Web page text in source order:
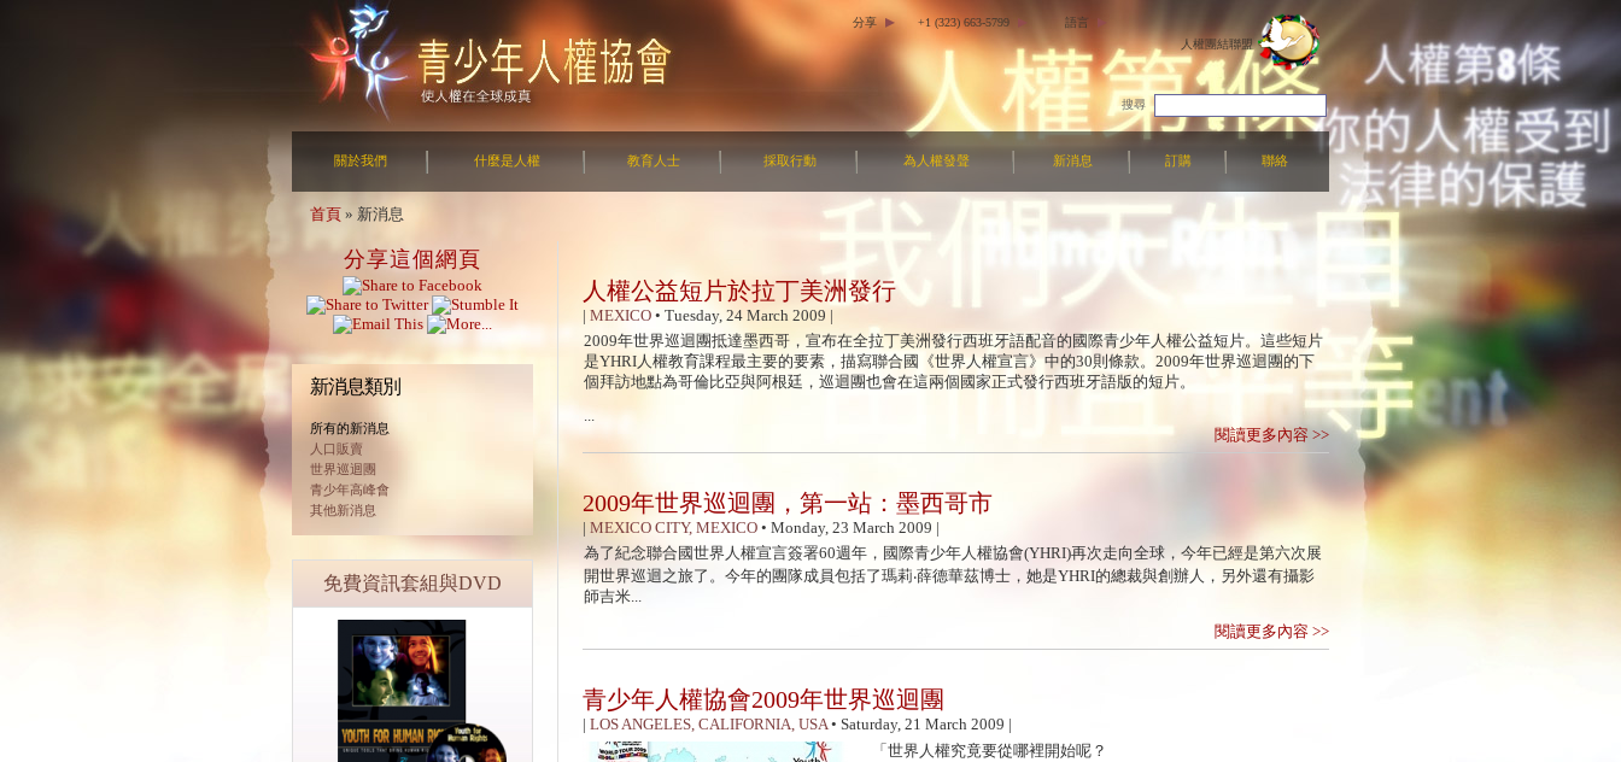
分享 +1 (323) 663-5799
語言
人權團結聯盟
搜尋
關於我們 什麼是人權 教育人士 採取行動 為人權發聲 新消息 訂購 聯絡
首頁 » 新消息
分享這個網頁
新消息類別
所有的新消息
人口販賣
世界巡迴團
青少年高峰會
其他新消息
免費資訊套組與DVD
人權公益短片於拉丁美洲發行
| MEXICO • Tuesday, 24 March 2009 |
2009年世界巡迴團抵達墨西哥，宣布在全拉丁美洲發行西班牙語配音的國際青少年人權公益短片。這些短片
是YHRI人權教育課程最主要的要素，描寫聯合國《世界人權宣言》中的30則條款。2009年世界巡迴團的下
個拜訪地點為哥倫比亞與阿根廷，巡迴團也會在這兩個國家正式發行西班牙語版的短片。
閱讀更多內容 >>
2009年世界巡迴團，第一站：墨西哥市
MEXICO CITY, MEXICO • Monday, 23 March 2009
為了紀念聯合國世界人權宣言簽署60週年，國際青少年人權協會(YHRI)再次走向全球，今年已經是第六次展
開世界巡迴之旅了。今年的團隊成員包括了瑪莉‧薛德華茲博士，她是YHRI的總裁與創辦人，另外還有攝影
師吉米...
閱讀更多內容 >>
青少年人權協會2009年世界巡迴團
LOS ANGELES, CALIFORNIA, USA• Saturday, 21 March 2009
「世界人權究竟要從哪裡開始呢？